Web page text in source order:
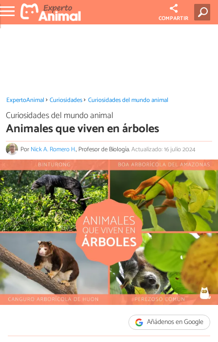
COMPARTIR
ExpertoAnimal Curiosidades Curiosidades del mundo animal
Curiosidades del mundo animal
Animales que viven en árboles
PorNick A. Romero H., Profesor de Biología.Actualizado: 16 julio 2024
Añádenos en Google